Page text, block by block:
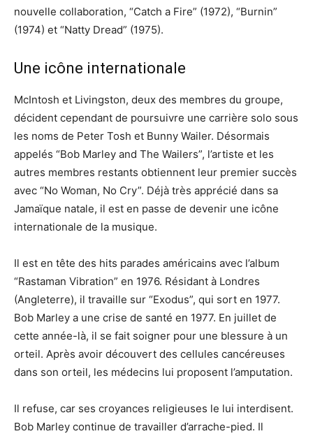
nouvelle collaboration, “Catch a Fire” (1972), “Burnin”
(1974) et “Natty Dread” (1975).
Une icône internationale
McIntosh et Livingston, deux des membres du groupe,
décident cependant de poursuivre une carrière solo sous
les noms de Peter Tosh et Bunny Wailer. Désormais
appelés “Bob Marley and The Wailers”, l’artiste et les
autres membres restants obtiennent leur premier succès
avec “No Woman, No Cry”. Déjà très apprécié dans sa
Jamaïque natale, il est en passe de devenir une icône
internationale de la musique.
Il est en tête des hits parades américains avec l’album
“Rastaman Vibration” en 1976. Résidant à Londres
(Angleterre), il travaille sur “Exodus”, qui sort en 1977.
Bob Marley a une crise de santé en 1977. En juillet de
cette année-là, il se fait soigner pour une blessure à un
orteil. Après avoir découvert des cellules cancéreuses
dans son orteil, les médecins lui proposent l’amputation.
Il refuse, car ses croyances religieuses le lui interdisent.
Bob Marley continue de travailler d’arrache-pied. Il